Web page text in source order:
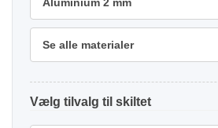
Se alle materialer
tilvalg